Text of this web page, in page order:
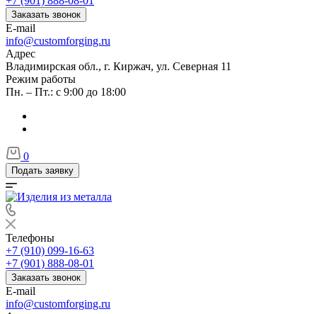
Заказать звонок
E-mail
info@customforging.ru
Адрес
Владимирская обл., г. Киржач, ул. Северная 11
Режим работы
Пн. – Пт.: с 9:00 до 18:00
0
Подать заявку
Телефоны
+7 (910) 099-16-63
+7 (901) 888-08-01
Заказать звонок
E-mail
info@customforging.ru